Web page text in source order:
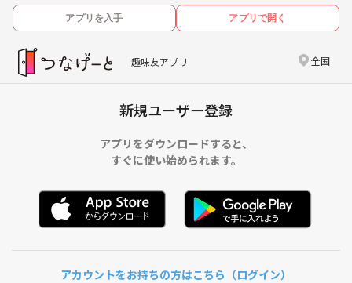
アプリを入手 アプリで開く
趣味友アプリ 全国
新規ユーザー登録
アプリをダウンロードすると、
すぐに使い始められます。
アカウントをお持ちの方はこちら（ログイン）